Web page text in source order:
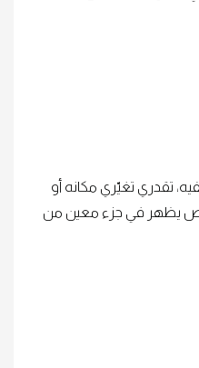
تقدري تغيّري مكانه أو
يظهر في جزء معين من